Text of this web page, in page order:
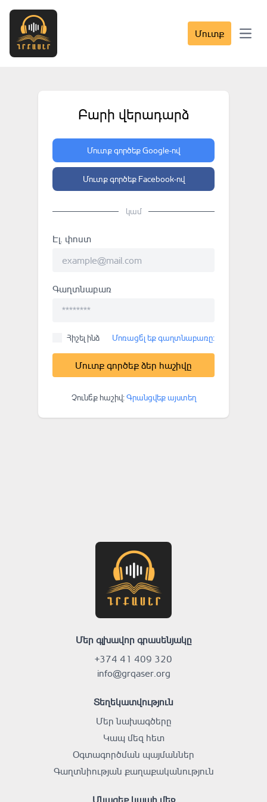
Մուտք Open
Բարի վերադարձ
Մուտք գործեք Google-ով
Մուտք գործեք Facebook-ով
կամ
Էլ. փոստ
Գաղտնաբառ
Հիշել ինձ Մոռացե՞լ եք գաղտնաբառը:
Մուտք գործեք ձեր հաշիվը
Չունե՞ք հաշիվ:Գրանցվեք այստեղ
Մեր գլխավոր գրասենյակը
+374 41 409 320
info@grqaser.org
Տեղեկատվություն
Մեր նախագծերը
Կապ մեզ հետ
Օգտագործման պայմաններ
Գաղտնիության քաղաքականություն
Մնացեք կապի մեջ